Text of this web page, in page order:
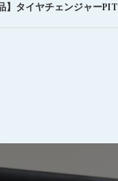
】タイヤチェンジャー